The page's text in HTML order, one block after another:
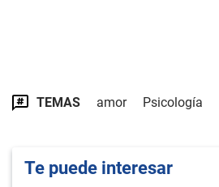
TEMAS amor Psicología
Te puede interesar